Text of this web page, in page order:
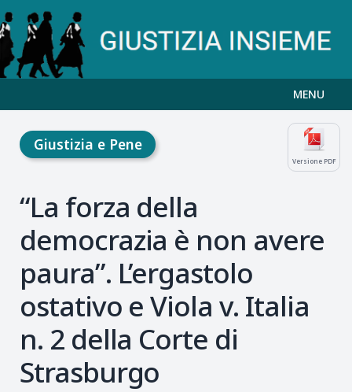
MENU
Versione PDF
Giustizia e Pene
“La forza della
democrazia è non avere
paura”. L’ergastolo
ostativo e Viola v. Italia
n. 2 della Corte di
Strasburgo